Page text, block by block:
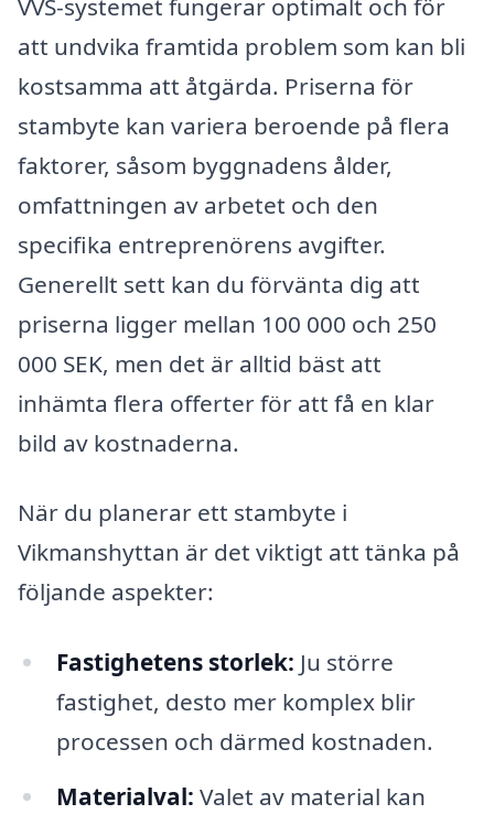
VVS-systemet fungerar optimalt och för
att undvika framtida problem som kan bli
kostsamma att åtgärda. Priserna för
stambyte kan variera beroende på flera
faktorer, såsom byggnadens ålder,
omfattningen av arbetet och den
specifika entreprenörens avgifter.
Generellt sett kan du förvänta dig att
priserna ligger mellan 100 000 och 250
000 SEK, men det är alltid bäst att
inhämta flera offerter för att få en klar
bild av kostnaderna.
När du planerar ett stambyte i
Vikmanshyttan är det viktigt att tänka på
följande aspekter:
Fastighetens storlek: Ju större
fastighet, desto mer komplex blir
processen och därmed kostnaden.
Materialval: Valet av material kan